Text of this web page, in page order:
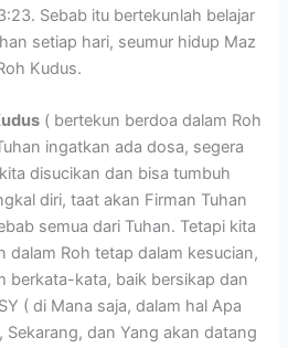
Sebab itu bertekunlah belajar
setiap hari, seumur hidup Maz
Kudus.
( bertekun berdoa dalam Roh
ingatkan ada dosa, segera
disucikan dan bisa tumbuh
diri, taat akan Firman Tuhan
semua dari Tuhan. Tetapi kita
dalam Roh tetap dalam kesucian,
berkata-kata, baik bersikap dan
( di Mana saja, dalam hal Apa
Sekarang, dan Yang akan datang